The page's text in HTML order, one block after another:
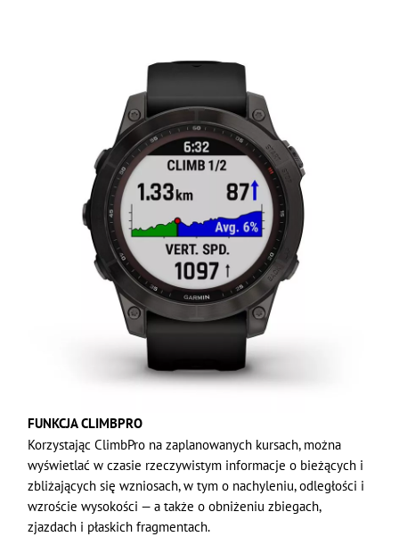
FUNKCJA CLIMBPRO
Korzystając ClimbPro na zaplanowanych kursach, można
wyświetlać w czasie rzeczywistym informacje o bieżących i
zbliżających się wzniosach, w tym o nachyleniu, odległości i
wzroście wysokości — a także o obniżeniu zbiegach,
zjazdach i płaskich fragmentach.